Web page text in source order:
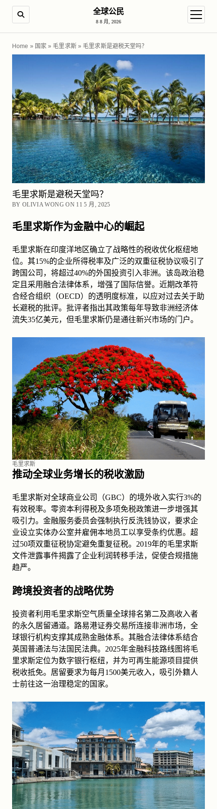
全球公民
8 8 月, 2026
open
Home » 国家 » 毛里求斯 » 毛里求斯是避税天堂吗？
毛里求斯是避税天堂吗？
BY OLIVIA WONG ON 11 5 月, 2025
毛里求斯作为金融中心的崛起
毛里求斯在印度洋地区确立了战略性的税收优化枢纽地
位。其15%的企业所得税率及广泛的双重征税协议吸引了
跨国公司，将超过40%的外国投资引入非洲。该岛政治稳
定且采用融合法律体系，增强了国际信誉。近期改革符
合经合组织（OECD）的透明度标准，以应对过去关于助
长避税的批评。批评者指出其政策每年导致非洲经济体
流失35亿美元，但毛里求斯仍是通往新兴市场的门户。
毛里求斯
推动全球业务增长的税收激励
毛里求斯对全球商业公司（GBC）的境外收入实行3%的
有效税率。零资本利得税及多项免税政策进一步增强其
吸引力。金融服务委员会强制执行反洗钱协议，要求企
业设立实体办公室并雇佣本地员工以享受条约优惠。超
过50项双重征税协定避免重复征税。2019年的毛里求斯
文件泄露事件揭露了企业利润转移手法，促使合规措施
趋严。
跨境投资者的战略优势
投资者利用毛里求斯空气质量全球排名第二及高收入者
的永久居留通道。路易港证券交易所连接非洲市场，全
球银行机构支撑其成熟金融体系。其融合法律体系结合
英国普通法与法国民法典。2025年金融科技路线图将毛
里求斯定位为数字银行枢纽，并为可再生能源项目提供
税收抵免。居留要求为每月1500美元收入，吸引外籍人
士前往这一治理稳定的国家。